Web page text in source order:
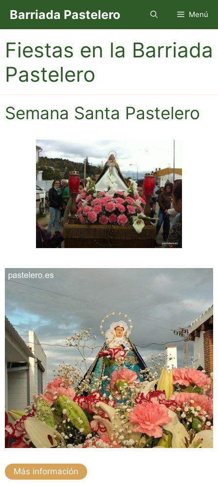
contenido
Barriada Pastelero Menú
Fiestas en la Barriada
Pastelero
Semana Santa Pastelero
Más información